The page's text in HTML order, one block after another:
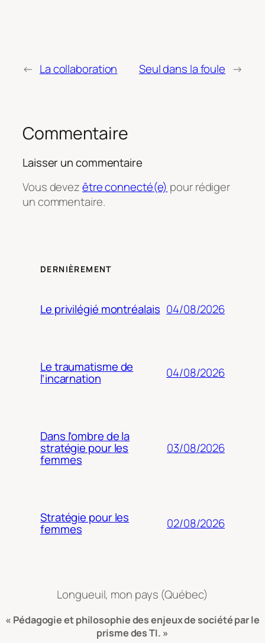
← La collaboration Seul dans la foule →
Commentaire
Laisser un commentaire
Vous devezêtre connecté(e) pour rédiger
un commentaire.
DERNIÈREMENT
Le privilégié montréalais 04/08/2026
Le traumatisme de
l’incarnation 04/08/2026
Dans l’ombre de la
stratégie pour les
femmes
03/08/2026
Stratégie pour les
femmes 02/08/2026
Longueuil, mon pays (Québec)
« Pédagogie et philosophie des enjeux de société par le
prisme des TI. »